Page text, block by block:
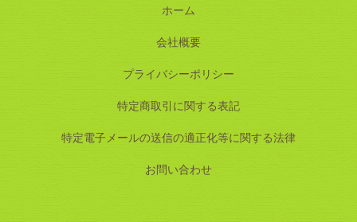
ホーム
会社概要
プライバシーポリシー
特定商取引に関する表記
特定電子メールの送信の適正化等に関する法律
お問い合わせ